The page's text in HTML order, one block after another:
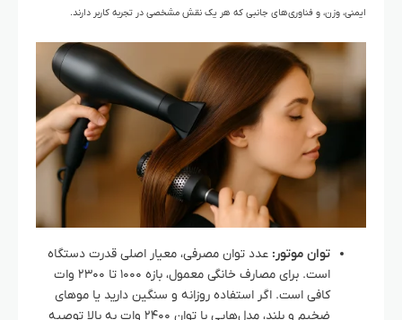
ایمنی، وزن، و فناوری‌های جانبی که هر یک نقش مشخصی در تجربه کاربر دارند.
توان موتور: عدد توان مصرفی، معیار اصلی قدرت دستگاه
است. برای مصارف خانگی معمول، بازه ۱۰۰۰ تا ۲۳۰۰ وات
کافی است. اگر استفاده روزانه و سنگین دارید یا موهای
ضخیم و بلند، مدل‌هایی با توان ۲۴۰۰ وات به بالا توصیه